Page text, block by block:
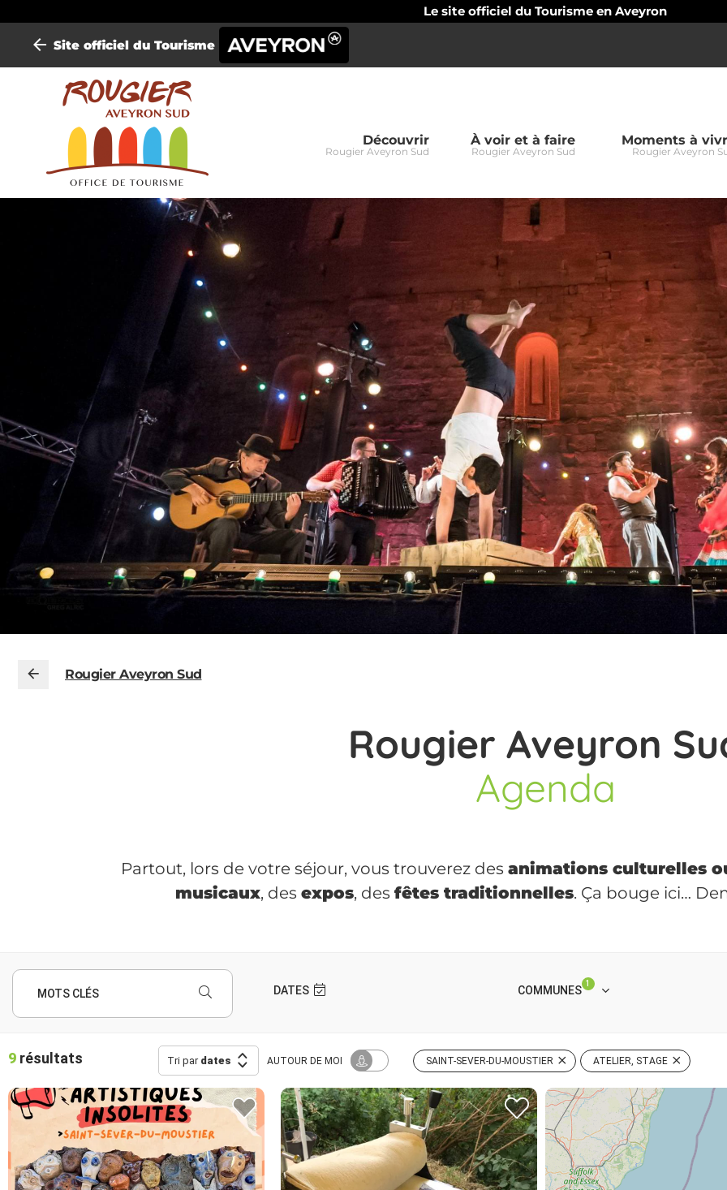
Le site officiel du Tourisme en Aveyron
Site officiel du Tourisme
Mini-
Rougier
Découvrir
Rougier Aveyron Sud
À voir et à faire
Rougier Aveyron Sud
Moments à
Rougier Aveyron
Rougier Aveyron Sud
Rougier Aveyron
Agenda
Partout, lors de votre séjour, vous trouverez des animations culturelles
musicaux, des expos, des fêtes traditionnelles. Ça bouge ici…
MOTS CLÉS DATES COMMUNES
1
9 résultats Tri par dates AUTOUR DE MOI SAINT-SEVER-DU-MOUSTIER ATELIER, STAGE